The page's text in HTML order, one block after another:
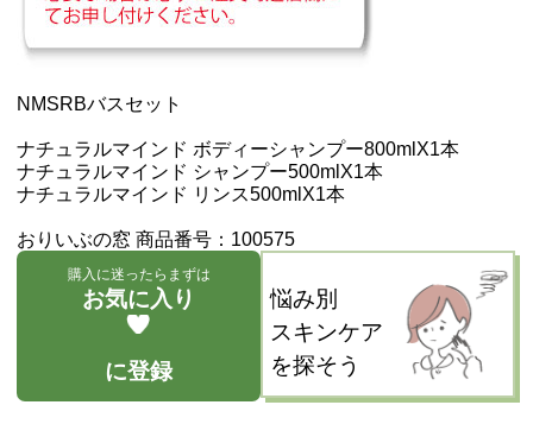
NMSRBバスセット
ナチュラルマインド ボディーシャンプー800mlX1本
ナチュラルマインド シャンプー500mlX1本
ナチュラルマインド リンス500mlX1本
おりいぶの窓 商品番号：100575
購入に迷ったらまずは
お気に入り
に登録
悩み別
スキンケア
を探そう